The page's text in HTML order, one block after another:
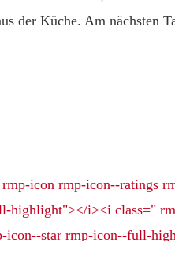
der Küche. Am nächsten